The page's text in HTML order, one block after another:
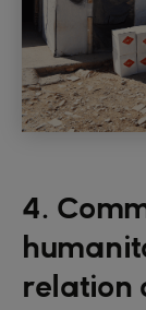
4.
relation